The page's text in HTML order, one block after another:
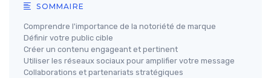
SOMMAIRE
Comprendre l'importance de la notoriété de marque
Définir votre public cible
Créer un contenu engageant et pertinent
Utiliser les réseaux sociaux pour amplifier votre message
Collaborations et partenariats stratégiques